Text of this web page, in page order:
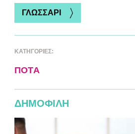
ΓΛΩΣΣΑΡΙ
ΚΑΤΗΓΟΡΙΕΣ:
ΠΟΤA
ΔΗΜΟΦΙΛΗ